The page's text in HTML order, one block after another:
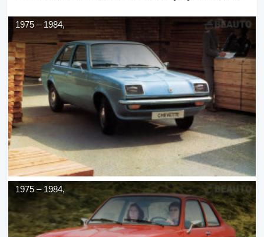
1975 – 1984,
1975 – 1984,